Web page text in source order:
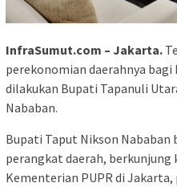
InfraSumut.com – Jakarta.
perekonomian daerahnya
dilakukan Bupati Tapanuli
Nababan.
Bupati Taput Nikson
perangkat daerah, berkunjung
Kementerian PUPR di Jakarta,